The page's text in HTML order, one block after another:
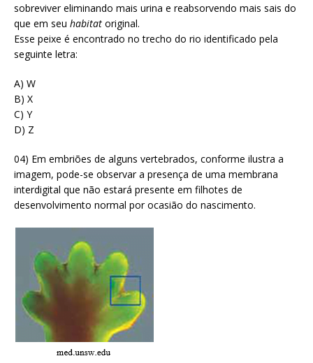
sobreviver eliminando mais urina e reabsorvendo mais sais do
que em seu habitat original.
Esse peixe é encontrado no trecho do rio identificado pela
seguinte letra:
A) W
B) X
C) Y
D) Z
04) Em embriões de alguns vertebrados, conforme ilustra a
imagem, pode-se observar a presença de uma membrana
interdigital que não estará presente em filhotes de
desenvolvimento normal por ocasião do nascimento.